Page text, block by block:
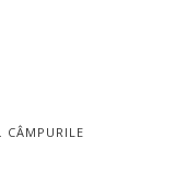
CÂMPURILE